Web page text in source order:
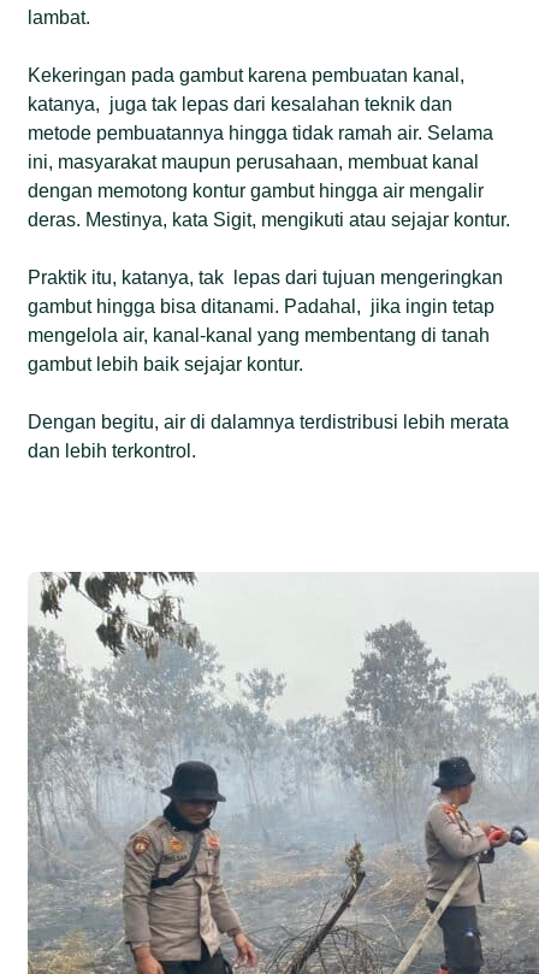
lambat.
Kekeringan pada gambut karena pembuatan kanal,
katanya, juga tak lepas dari kesalahan teknik dan
metode pembuatannya hingga tidak ramah air. Selama
ini, masyarakat maupun perusahaan, membuat kanal
dengan memotong kontur gambut hingga air mengalir
deras. Mestinya, kata Sigit, mengikuti atau sejajar kontur.
Praktik itu, katanya, tak lepas dari tujuan mengeringkan
gambut hingga bisa ditanami. Padahal, jika ingin tetap
mengelola air, kanal-kanal yang membentang di tanah
gambut lebih baik sejajar kontur.
Dengan begitu, air di dalamnya terdistribusi lebih merata
dan lebih terkontrol.